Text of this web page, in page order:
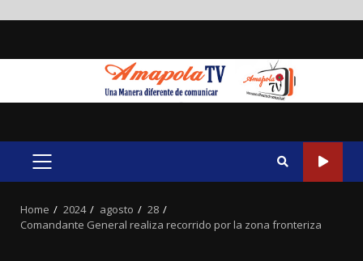
PRIMARY
Home 2024 agosto
28
Comandante General realiza recorrido por la zona fronteriza